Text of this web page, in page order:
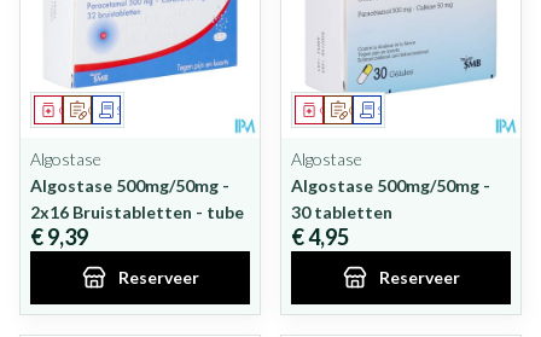
Op voorschrift
GeneesmiddelSchriftelijke aanvraag
Algostase
Algostase 500mg/50mg -
2x16 Bruistabletten - tube
€ 9,39
Reserveer
Op voorschrift
GeneesmiddelSchriftelijke aanvraag
Algostase
Algostase 500mg/50mg -
30 tabletten
€ 4,95
Reserveer